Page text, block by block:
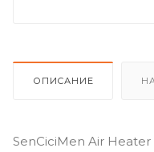
ОПИСАНИЕ
SenCiciMen Air Heater